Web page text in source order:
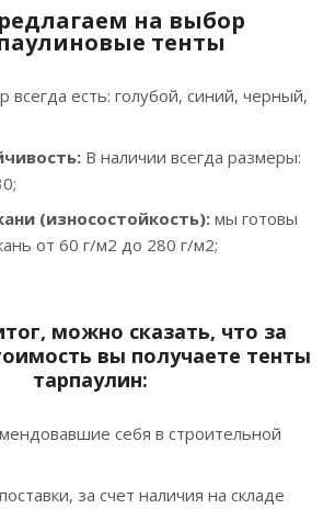
на выбор
тенты
всегда есть: голубой, синий, черный,
В наличии всегда размеры:
(износостойкость): мы готовы
от 60 г/м2 до 280 г/м2;
можно сказать, что за
вы получаете тенты
тарпаулин:
себя в строительной
за счет наличия на складе